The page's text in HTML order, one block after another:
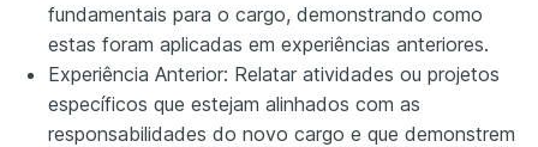
fundamentais para o cargo, demonstrando como
estas foram aplicadas em experiências anteriores.
Experiência Anterior: Relatar atividades ou projetos
específicos que estejam alinhados com as
responsabilidades do novo cargo e que demonstrem